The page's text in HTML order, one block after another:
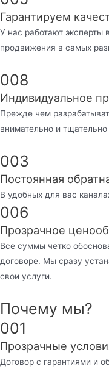
Гарантируем
У нас работают эксперты
продвижения в самых
008
Индивидуальное
Прежде чем
внимательно и
003
Постоянная
В удобных для вас
006
Прозрачное
Все суммы четко
договоре. Мы сразу
свои услуги.
Почему мы?
001
Прозрачные
Договор с гарантиями и